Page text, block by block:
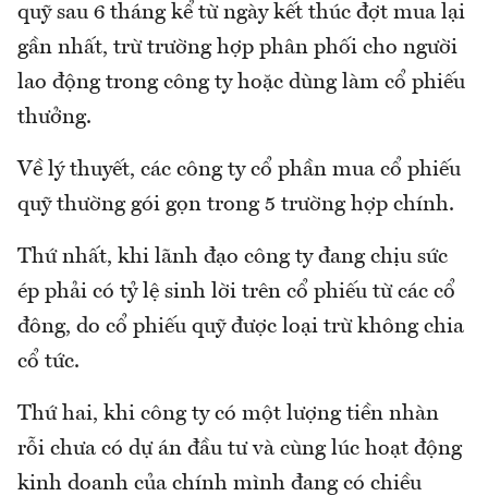
quỹ sau 6 tháng kể từ ngày kết thúc đợt mua lại
gần nhất, trừ trường hợp phân phối cho người
lao động trong công ty hoặc dùng làm cổ phiếu
thưởng.
Về lý thuyết, các công ty cổ phần mua cổ phiếu
quỹ thường gói gọn trong 5 trường hợp chính.
Thứ nhất, khi lãnh đạo công ty đang chịu sức
ép phải có tỷ lệ sinh lời trên cổ phiếu từ các cổ
đông, do cổ phiếu quỹ được loại trừ không chia
cổ tức.
Thứ hai, khi công ty có một lượng tiền nhàn
rỗi chưa có dự án đầu tư và cùng lúc hoạt động
kinh doanh của chính mình đang có chiều